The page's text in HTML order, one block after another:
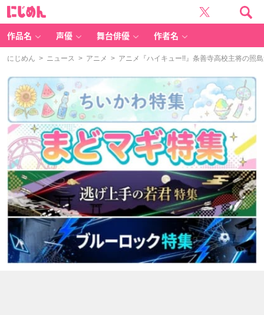
作品名 声優 舞台俳優 作者名
にじめん > ニュース > アニメ > アニメ『ハイキュー!!』条善寺高校主将の照